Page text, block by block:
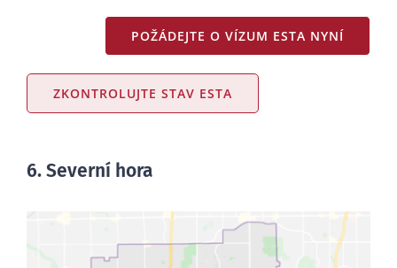
POŽÁDEJTE O VÍZUM ESTA NYNÍ
ZKONTROLUJTE STAV ESTA
6. Severní hora